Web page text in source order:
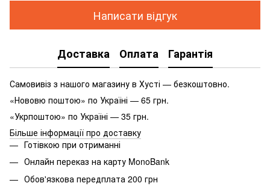
Написати відгук
Доставка Оплата Гарантія
Самовивіз з нашого магазину в Хусті — безкоштовно.
«Нововю поштою» по Україні — 65 грн.
«Укрпоштою» по Україні — 35 грн.
Більше інформації про доставку
Готівкою при отриманні
Онлайн переказ на карту MonoBank
Обов'язкова передплата 200 грн